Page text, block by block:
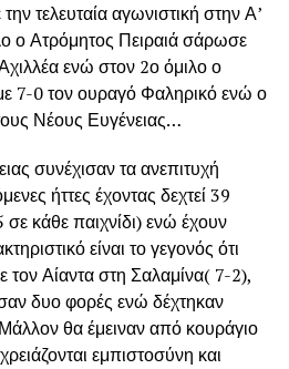
τελευταία αγωνιστική στην Α’
ο Ατρόμητος Πειραιά σάρωσε
ενώ στον 2ο όμιλο ο
7-0 τον ουραγό Φαληρικό ενώ ο
Νέους Ευγένειας…
συνέχισαν τα ανεπιτυχή
ήττες έχοντας δεχτεί 39
κάθε παιχνίδι) ενώ έχουν
είναι το γεγονός ότι
τον Αίαντα στη Σαλαμίνα( 7-2),
δυο φορές ενώ δέχτηκαν
θα έμειναν από κουράγιο
εμπιστοσύνη και